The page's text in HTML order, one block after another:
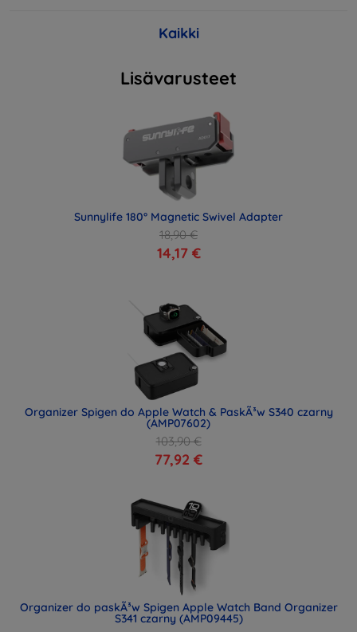
Kaikki
Lisävarusteet
Sunnylife 180° Magnetic Swivel Adapter
18,90 €
14,17 €
Organizer Spigen do Apple Watch & PaskÃ³w S340 czarny
(AMP07602)
103,90 €
77,92 €
Organizer do paskÃ³w Spigen Apple Watch Band Organizer
S341 czarny (AMP09445)